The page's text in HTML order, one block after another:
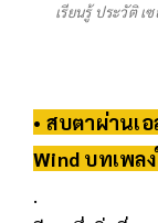
เรียนรู้ ประวัติ
• สบตาผ่านเ
Wind บทเพล
.